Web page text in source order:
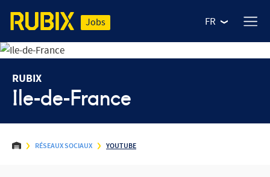
Jobs FR
RUBIX
Ile-de-France
RÉSEAUX SOCIAUX YOUTUBE